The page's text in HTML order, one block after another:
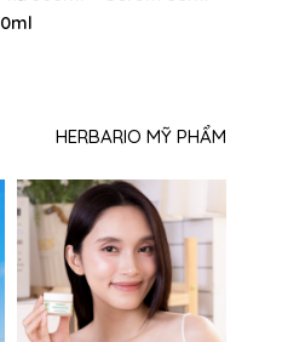
HERBARIO MỸ PHẨM